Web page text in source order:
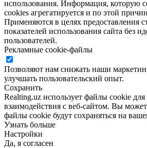
использования. Информация, которую
cookies агрегатируется и по этой
Применяются в целях предоставления
показателей использования сайта без
пользователей.
Рекламные cookie-файлы
Позволяют нам снижать наши
улучшать пользовательский опыт.
Сохранить
Realting.uz использует файлы cookie
взаимодействия с веб-сайтом. Вы
файлы cookie будут сохраняться на
Узнать больше
Настройки
Да, я согласен